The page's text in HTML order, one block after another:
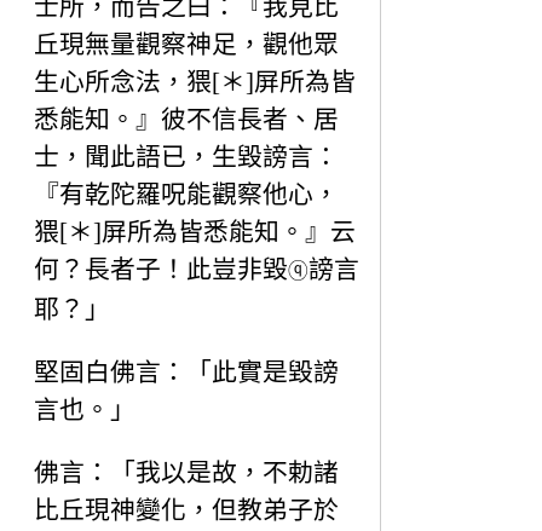
士所，而告之曰：『我見比
丘現無量觀察神足，觀他眾
生心所念法，猥[＊]屏所為皆
悉能知。』彼不信長者、居
士，聞此語已，生毀謗言：
『有乾陀羅呪能觀察他心，
猥[＊]屏所為皆悉能知。』云
何？長者子！此豈非毀ⓠ謗言
耶？」
堅固白佛言：「此實是毀謗
言也。」
佛言：「我以是故，不勅諸
比丘現神變化，但教弟子於